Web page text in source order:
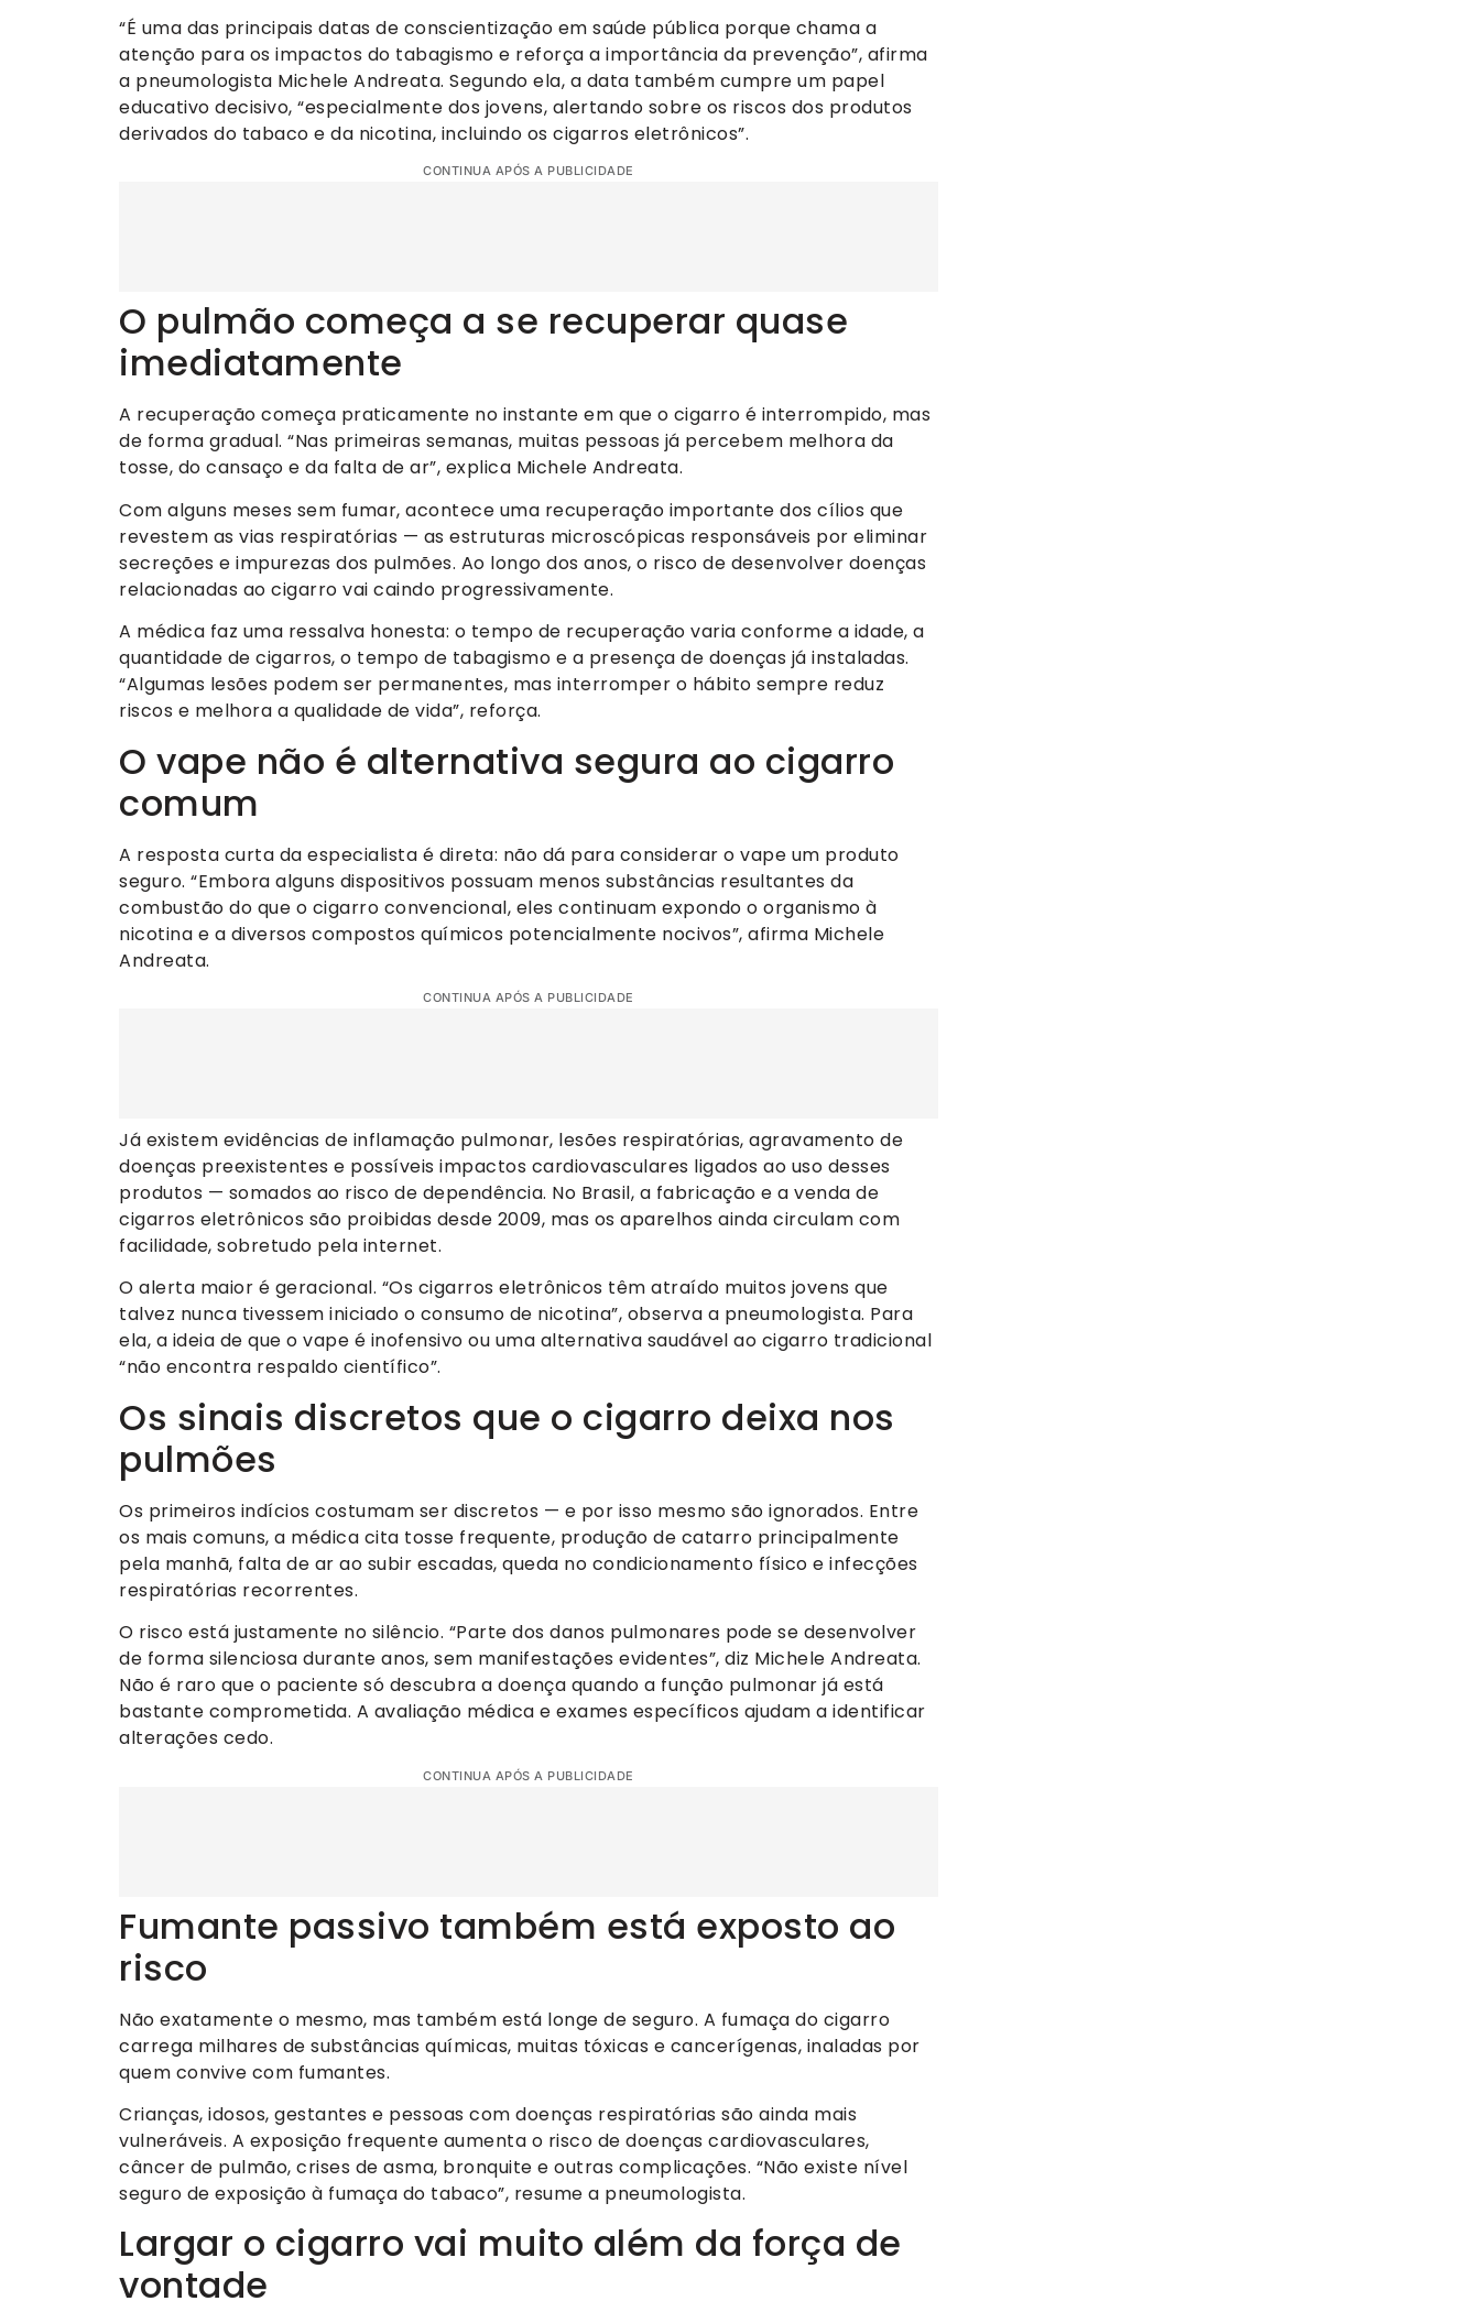
“É uma das principais datas de conscientização em saúde pública porque chama a
atenção para os impactos do tabagismo e reforça a importância da prevenção”, afirma
a pneumologista Michele Andreata. Segundo ela, a data também cumpre um papel
educativo decisivo, “especialmente dos jovens, alertando sobre os riscos dos produtos
derivados do tabaco e da nicotina, incluindo os cigarros eletrônicos”.
CONTINUA APÓS A PUBLICIDADE
O pulmão começa a se recuperar quase
imediatamente
A recuperação começa praticamente no instante em que o cigarro é interrompido, mas
de forma gradual. “Nas primeiras semanas, muitas pessoas já percebem melhora da
tosse, do cansaço e da falta de ar”, explica Michele Andreata.
Com alguns meses sem fumar, acontece uma recuperação importante dos cílios que
revestem as vias respiratórias — as estruturas microscópicas responsáveis por eliminar
secreções e impurezas dos pulmões. Ao longo dos anos, o risco de desenvolver doenças
relacionadas ao cigarro vai caindo progressivamente.
A médica faz uma ressalva honesta: o tempo de recuperação varia conforme a idade, a
quantidade de cigarros, o tempo de tabagismo e a presença de doenças já instaladas.
“Algumas lesões podem ser permanentes, mas interromper o hábito sempre reduz
riscos e melhora a qualidade de vida”, reforça.
O vape não é alternativa segura ao cigarro
comum
A resposta curta da especialista é direta: não dá para considerar o vape um produto
seguro. “Embora alguns dispositivos possuam menos substâncias resultantes da
combustão do que o cigarro convencional, eles continuam expondo o organismo à
nicotina e a diversos compostos químicos potencialmente nocivos”, afirma Michele
Andreata.
CONTINUA APÓS A PUBLICIDADE
Já existem evidências de inflamação pulmonar, lesões respiratórias, agravamento de
doenças preexistentes e possíveis impactos cardiovasculares ligados ao uso desses
produtos — somados ao risco de dependência. No Brasil, a fabricação e a venda de
cigarros eletrônicos são proibidas desde 2009, mas os aparelhos ainda circulam com
facilidade, sobretudo pela internet.
O alerta maior é geracional. “Os cigarros eletrônicos têm atraído muitos jovens que
talvez nunca tivessem iniciado o consumo de nicotina”, observa a pneumologista. Para
ela, a ideia de que o vape é inofensivo ou uma alternativa saudável ao cigarro tradicional
“não encontra respaldo científico”.
Os sinais discretos que o cigarro deixa nos
pulmões
Os primeiros indícios costumam ser discretos — e por isso mesmo são ignorados. Entre
os mais comuns, a médica cita tosse frequente, produção de catarro principalmente
pela manhã, falta de ar ao subir escadas, queda no condicionamento físico e infecções
respiratórias recorrentes.
O risco está justamente no silêncio. “Parte dos danos pulmonares pode se desenvolver
de forma silenciosa durante anos, sem manifestações evidentes”, diz Michele Andreata.
Não é raro que o paciente só descubra a doença quando a função pulmonar já está
bastante comprometida. A avaliação médica e exames específicos ajudam a identificar
alterações cedo.
CONTINUA APÓS A PUBLICIDADE
Fumante passivo também está exposto ao
risco
Não exatamente o mesmo, mas também está longe de seguro. A fumaça do cigarro
carrega milhares de substâncias químicas, muitas tóxicas e cancerígenas, inaladas por
quem convive com fumantes.
Crianças, idosos, gestantes e pessoas com doenças respiratórias são ainda mais
vulneráveis. A exposição frequente aumenta o risco de doenças cardiovasculares,
câncer de pulmão, crises de asma, bronquite e outras complicações. “Não existe nível
seguro de exposição à fumaça do tabaco”, resume a pneumologista.
Largar o cigarro vai muito além da força de
vontade